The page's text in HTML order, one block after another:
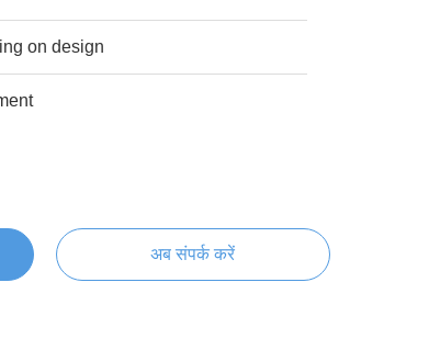
on design
अब संपर्क करें